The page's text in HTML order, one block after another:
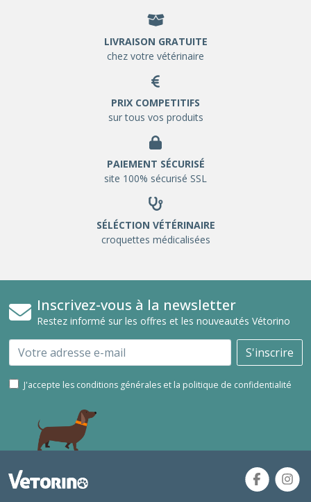
LIVRAISON GRATUITE
chez votre vétérinaire
PRIX COMPETITIFS
sur tous vos produits
PAIEMENT SÉCURISÉ
site 100% sécurisé SSL
SÉLÉCTION VÉTÉRINAIRE
croquettes médicalisées
Inscrivez-vous à la newsletter
Restez informé sur les offres et les nouveautés Vétorino
Email S'inscrire
J'accepte les conditions générales et la politique de confidentialité